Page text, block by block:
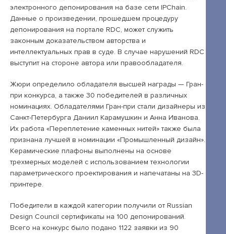
Положение об антикоррупционной
политике
+7 495 789-00-47
электронного депонирования на базе сети IPChain.
Данные о произведении, прошедшем процедуру
депонирования на портале RDC, может служить
законным доказательством авторства и
интеллектуальных прав в суде. В случае нарушений RDC
выступит на стороне автора или правообладателя.
Жюри определило обладателя высшей награды — Гран-
при конкурса, а также 30 победителей в различных
номинациях. Обладателями Гран-при стали дизайнеры из
Санкт-Петербурга Даниил Карамушкин и Анна Иванова.
Их работа «Переплетение каменных нитей» также была
признана лучшей в номинации «Промышленный дизайн».
Керамические плафоны выполнены на основе
трехмерных моделей с использованием технологии
параметрического проектирования и напечатаны на 3D-
принтере.
Победители в каждой категории получили от Russian
Design Council сертификаты на 100 депонирований.
Всего на конкурс было подано 1122 заявки из 90